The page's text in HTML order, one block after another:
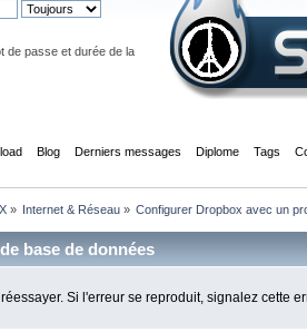
de passe et durée de la
Blog Derniers messages Diplome Tags
» Internet & Réseau» Configurer Dropbox avec un
base de données
Si l'erreur se reproduit, signalez cette